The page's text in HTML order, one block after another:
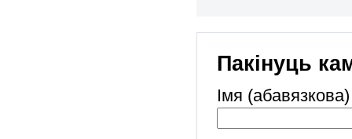
Пакінуць
Імя (абавязкова)